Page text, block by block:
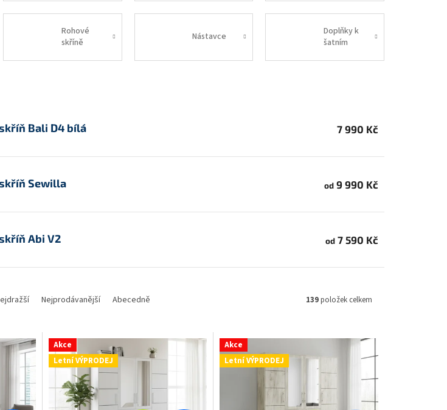
Rohové
skříně
Nástavce
Doplňky k
šatním
Bali D4 bílá 7 990 Kč
Sewilla od 9 990 Kč
Abi V2 od 7 590 Kč
Nejprodávanější Abecedně 139položek celkem
Akce
Letní VÝPRODEJ
Akce
Letní VÝPRODEJ